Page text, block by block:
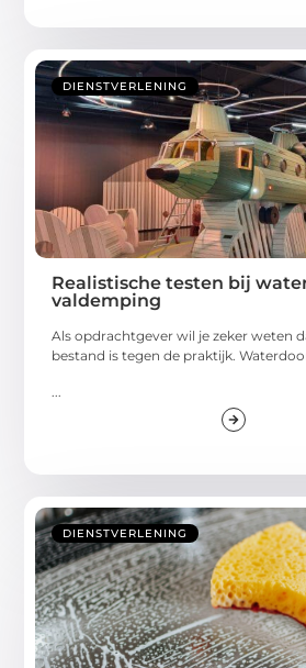
DIENSTVERLENING
Realistische testen bij
valdemping
Als opdrachtgever wil je zeker weten
bestand is tegen de praktijk.
DIENSTVERLENING